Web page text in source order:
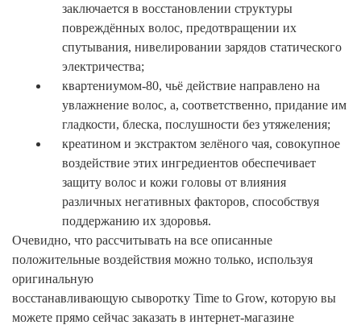
заключается в восстановлении структуры
повреждённых волос, предотвращении их
спутывания, нивелировании зарядов статического
электричества;
квартениумом-80, чьё действие направлено на
увлажнение волос, а, соответственно, придание им
гладкости, блеска, послушности без утяжеления;
креатином и экстрактом зелёного чая, совокупное
воздействие этих ингредиентов обеспечивает
защиту волос и кожи головы от влияния
различных негативных факторов, способствуя
поддержанию их здоровья.
Очевидно, что рассчитывать на все описанные
положительные воздействия можно только, используя
оригинальную
восстанавливающую сыворотку Time to Grow, которую вы
можете прямо сейчас заказать в интернет-магазине